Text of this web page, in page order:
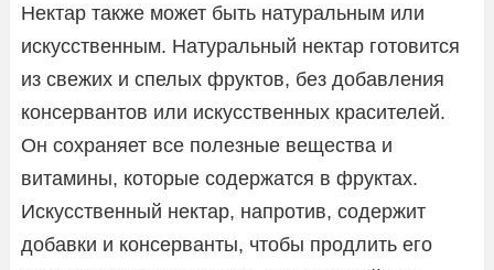
Нектар также может быть натуральным или
искусственным. Натуральный нектар готовится
из свежих и спелых фруктов, без добавления
консервантов или искусственных красителей.
Он сохраняет все полезные вещества и
витамины, которые содержатся в фруктах.
Искусственный нектар, напротив, содержит
добавки и консерванты, чтобы продлить его